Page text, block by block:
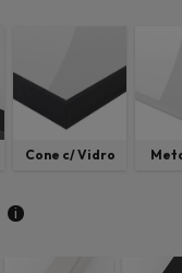
Cone c/ Vidro
i